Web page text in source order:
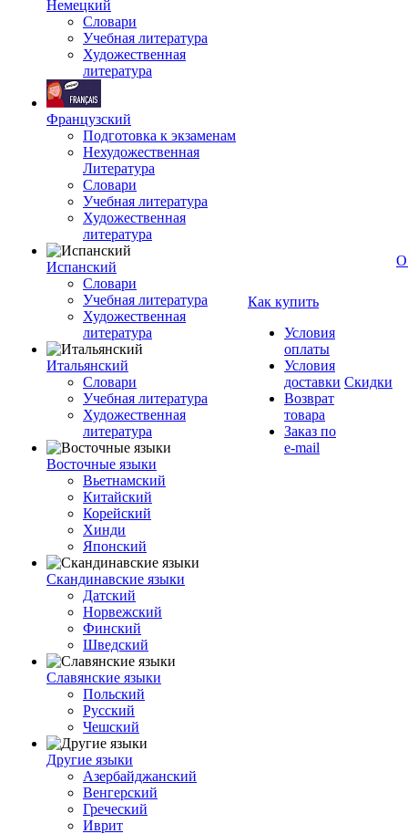
Немецкий
Словари
Учебная литература
Художественная
литература
Французский
Подготовка к экзаменам
Нехудожественная
Литература
Словари
Учебная литература
Художественная
литература
Испанский
Словари
Учебная литература
Художественная
литература
Итальянский
Словари
Учебная литература
Художественная
литература
Восточные языки
Вьетнамский
Китайский
Корейский
Хинди
Японский
Скандинавские языки
Датский
Норвежский
Финский
Шведский
Славянские языки
Польский
Русский
Чешский
Другие языки
Азербайджанский
Венгерский
Греческий
Иврит
Как купить
Условия
оплаты
Условия
доставки
Возврат
товара
Заказ по
e-mail
Скидки
О